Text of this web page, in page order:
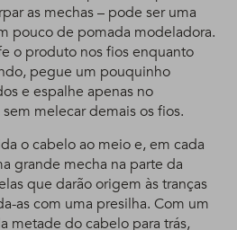
as mechas – pode ser uma
pouco de pomada modeladora.
o produto nos fios enquanto
pegue um pouquinho
e espalhe apenas no
melecar demais os fios.
o cabelo ao meio e, em cada
grande mecha na parte da
que darão origem às tranças
as com uma presilha. Com um
metade do cabelo para trás,